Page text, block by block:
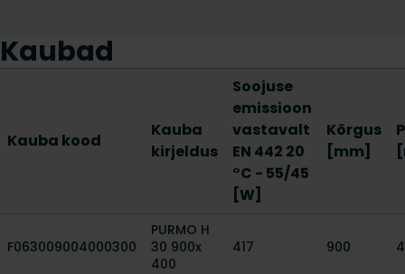
Kaubad
Kauba kood
Kauba
kirjeldus
Soojuse
emissioon
vastavalt
EN 442 20
°C - 55/45
[W]
Kõrgus
[mm]
F063009004000300
PURMO H
30 900x
400
417 900